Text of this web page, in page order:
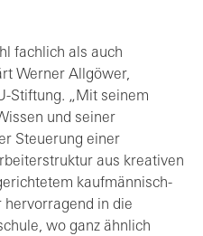
fachlich als auch
Werner Allgöwer,
Stiftung. „Mit seinem
und seiner
Steuerung einer
aus kreativen
kaufmännisch-
hervorragend in die
wo ganz ähnlich